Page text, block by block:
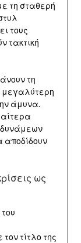
τη σταθερή
τους
τακτική
τη
μεγαλύτερη
άμυνα.
δυνάμεων
αποδίδουν
ως
τίτλο της